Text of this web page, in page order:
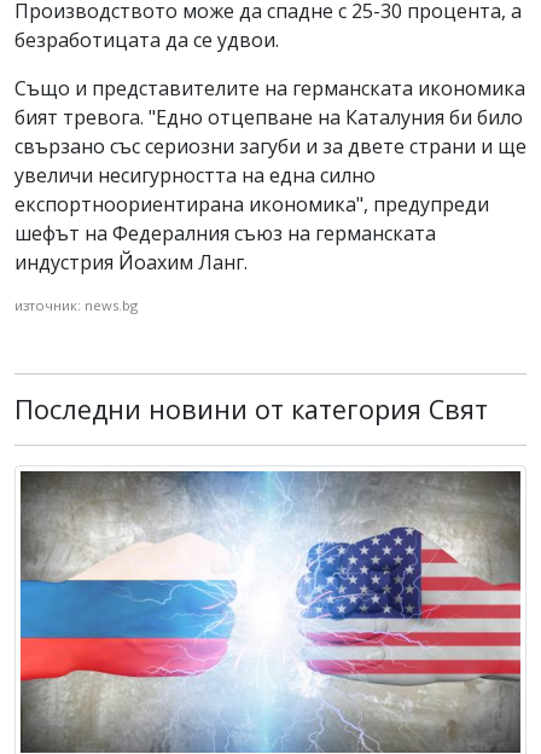
Производството може да спадне с 25-30 процента, а
безработицата да се удвои.
Също и представителите на германската икономика
бият тревога. "Едно отцепване на Каталуния би било
свързано със сериозни загуби и за двете страни и ще
увеличи несигурността на една силно
експортноориентирана икономика", предупреди
шефът на Федералния съюз на германската
индустрия Йоахим Ланг.
източник: news.bg
Последни новини от категория Свят